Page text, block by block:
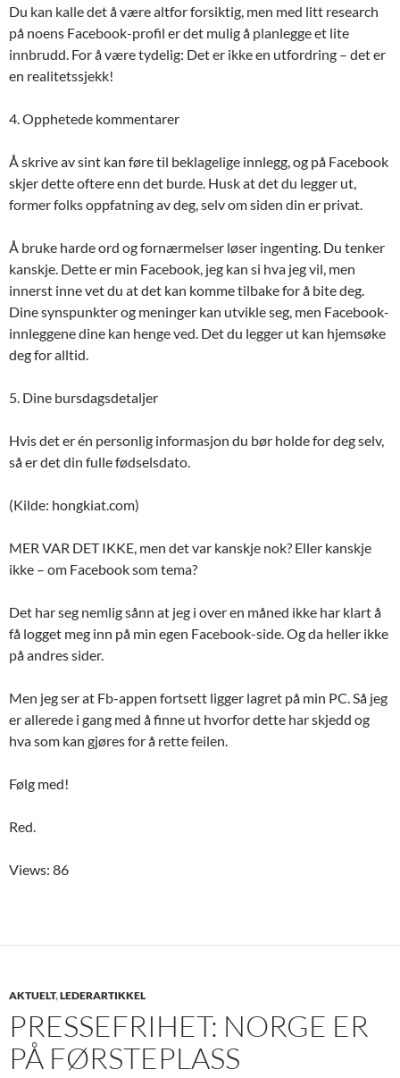
Du kan kalle det å være altfor forsiktig, men med litt research
på noens Facebook-profil er det mulig å planlegge et lite
innbrudd. For å være tydelig: Det er ikke en utfordring – det er
en realitetssjekk!
4. Opphetede kommentarer
Å skrive av sint kan føre til beklagelige innlegg, og på Facebook
skjer dette oftere enn det burde. Husk at det du legger ut,
former folks oppfatning av deg, selv om siden din er privat.
Å bruke harde ord og fornærmelser løser ingenting. Du tenker
kanskje. Dette er min Facebook, jeg kan si hva jeg vil, men
innerst inne vet du at det kan komme tilbake for å bite deg.
Dine synspunkter og meninger kan utvikle seg, men Facebook-
innleggene dine kan henge ved. Det du legger ut kan hjemsøke
deg for alltid.
5. Dine bursdagsdetaljer
Hvis det er én personlig informasjon du bør holde for deg selv,
så er det din fulle fødselsdato.
(Kilde: hongkiat.com)
MER VAR DET IKKE, men det var kanskje nok? Eller kanskje
ikke – om Facebook som tema?
Det har seg nemlig sånn at jeg i over en måned ikke har klart å
få logget meg inn på min egen Facebook-side. Og da heller ikke
på andres sider.
Men jeg ser at Fb-appen fortsett ligger lagret på min PC. Så jeg
er allerede i gang med å finne ut hvorfor dette har skjedd og
hva som kan gjøres for å rette feilen.
Følg med!
Red.
Views: 86
AKTUELT,LEDERARTIKKEL
PRESSEFRIHET: NORGE ER
PÅ FØRSTEPLASS